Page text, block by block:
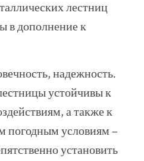
лестниц
в дополнение к
надежность.
устойчивы к
а также к
погодным условиям –
установить